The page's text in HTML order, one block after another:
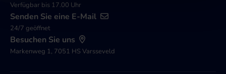
Verfügbar bis 17.00 Uhr
Senden Sie eine E-Mail
24/7 geöffnet
Besuchen Sie uns
Markenweg 1, 7051 HS Varsseveld